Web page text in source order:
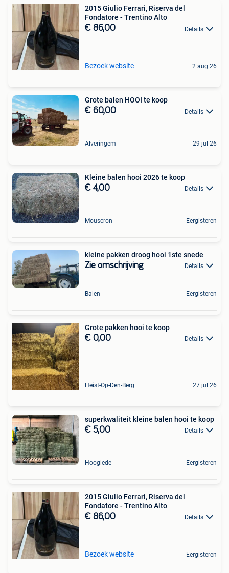
2015 Giulio Ferrari, Riserva del
Fondatore - Trentino Alto
€ 86,00 Details
Bezoek website 2 aug 26
Grote balen HOOI te koop
€ 60,00 Details
Alveringem 29 jul 26
Kleine balen hooi 2026 te koop
€ 4,00 Details
Mouscron Eergisteren
kleine pakken droog hooi 1ste snede
Zie omschrijving Details
Balen Eergisteren
Grote pakken hooi te koop
€ 0,00 Details
Heist-Op-Den-Berg 27 jul 26
superkwaliteit kleine balen hooi te koop
€ 5,00 Details
Hooglede Eergisteren
2015 Giulio Ferrari, Riserva del
Fondatore - Trentino Alto
€ 86,00 Details
Bezoek website Eergisteren